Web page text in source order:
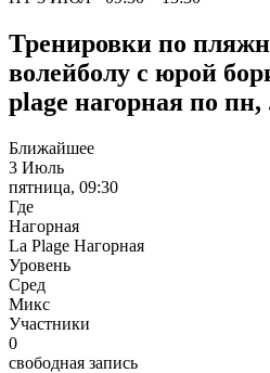
Тренировки по
волейболу с юрой
plage нагорная по пн,
Ближайшее
3 Июль
пятница, 09:30
Где
Нагорная
La Plage Нагорная
Уровень
Сред
Микс
Участники
0
свободная запись